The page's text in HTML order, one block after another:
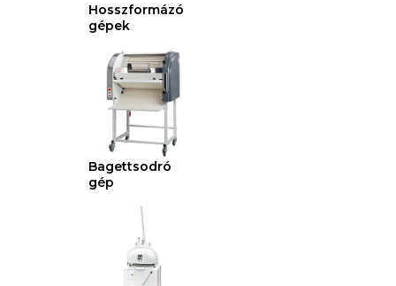
Hosszformázó
gépek
Bagettsodró
gép